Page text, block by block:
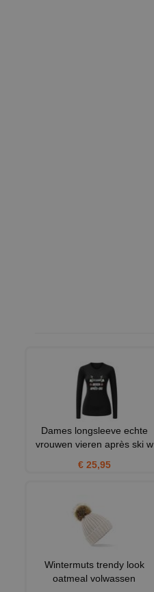
Dames longsleeve echte
vrouwen vieren après ski w
€ 25,95
Wintermuts trendy look
oatmeal volwassen